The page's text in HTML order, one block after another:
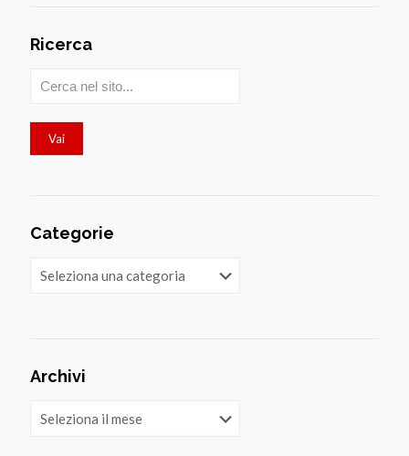
Ricerca
Categorie
Archivi